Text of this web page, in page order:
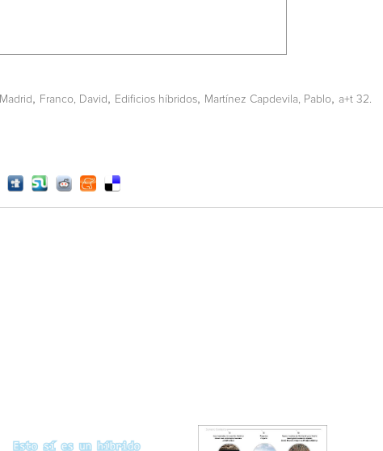
Madrid, Franco, David, Edificios híbridos, Martínez Capdevila, Pablo, a+t 32.